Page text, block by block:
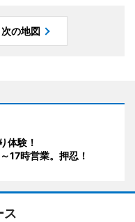
次の地図
体験！
17時営業。押忍！
ス